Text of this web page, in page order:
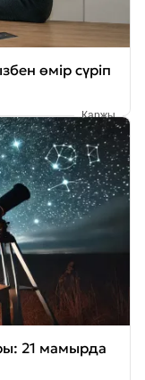
өмір сүріп
Қаржы
21 мамырда